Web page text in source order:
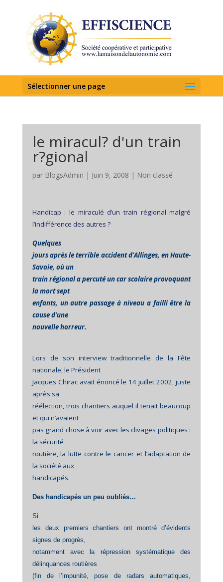
Sélectionner une page
le miracul? d'un train
r?gional
par BlogsAdmin | Juin 9, 2008 | Non classé
Handicap : le miraculé d’un train régional malgré
l’indifférence des autres ?
Quelques
jours après le terrible accident d’Allinges, en Haute-
Savoie, où un
train régional a percuté un car scolaire provoquant
la mort sept
enfants, un autre passage à niveau a failli être la
cause d’une
nouvelle horreur.
Lors de son interview traditionnelle de la Fête
nationale, le Président
Jacques Chirac avait énoncé le 14 juillet 2002, juste
après sa
réélection, trois chantiers auquel il tenait beaucoup
et qui n’avaient
pas grand chose à voir avec les clivages politiques :
la sécurité
routière, la lutte contre le cancer et l’adaptation de
la société aux
handicapés.
Des handicapés un peu oubliés…
Si
les deux premiers chantiers ont montré d’évidents
signes de progrès,
notamment avec la répression systématique des
délinquances routières
(fin de l’impunité, pose de radars automatiques,